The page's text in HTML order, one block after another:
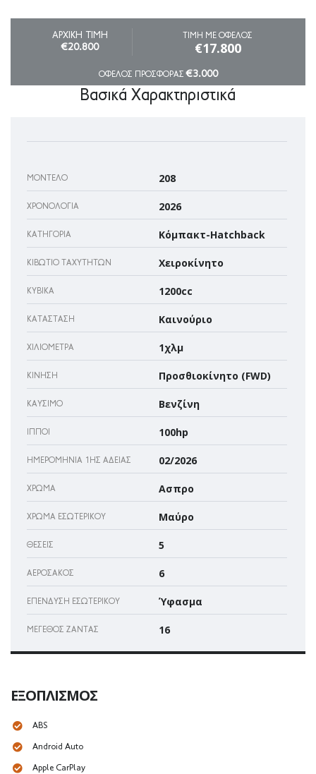
ΑΡΧΙΚΗ ΤΙΜΗ
€20.800
ΤΙΜΗ ΜΕ ΟΦΕΛΟΣ
€17.800
ΟΦΕΛΟΣ ΠΡΟΣΦΟΡΑΣ€3.000
Βασικά Χαρακτηριστικά
ΜΟΝΤΈΛΟ 208
ΧΡΟΝΟΛΟΓΊΑ 2026
ΚΑΤΗΓΟΡΊΑ Κόμπακτ-Hatchback
ΚΙΒΏΤΙΟ ΤΑΧΥΤΉΤΩΝ Χειροκίνητο
ΚΥΒΙΚΆ 1200cc
ΚΑΤΆΣΤΑΣΗ Καινούριο
ΧΙΛΙΌΜΕΤΡΑ 1χλμ
ΚΊΝΗΣΗ Προσθιοκίνητο (FWD)
ΚΑΎΣΙΜΟ Βενζίνη
ΊΠΠΟΙ 100hp
ΗΜΕΡΟΜΗΝΊΑ 1ΗΣ ΆΔΕΙΑΣ 02/2026
ΧΡΏΜΑ Ασπρο
ΧΡΏΜΑ ΕΣΩΤΕΡΙΚΟΎ Μαύρο
ΘΈΣΕΙΣ 5
ΑΕΡΌΣΑΚΌΣ 6
ΕΠΈΝΔΥΣΗ ΕΣΩΤΕΡΙΚΟΎ Ύφασμα
ΜΈΓΕΘΟΣ ΖΆΝΤΑΣ 16
ΕΞΟΠΛΙΣΜΌΣ
ABS
Android Auto
Apple CarPlay